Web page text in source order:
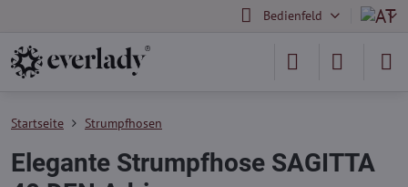
Bedienfeld
Startseite Strumpfhosen
Elegante Strumpfhose SAGITTA